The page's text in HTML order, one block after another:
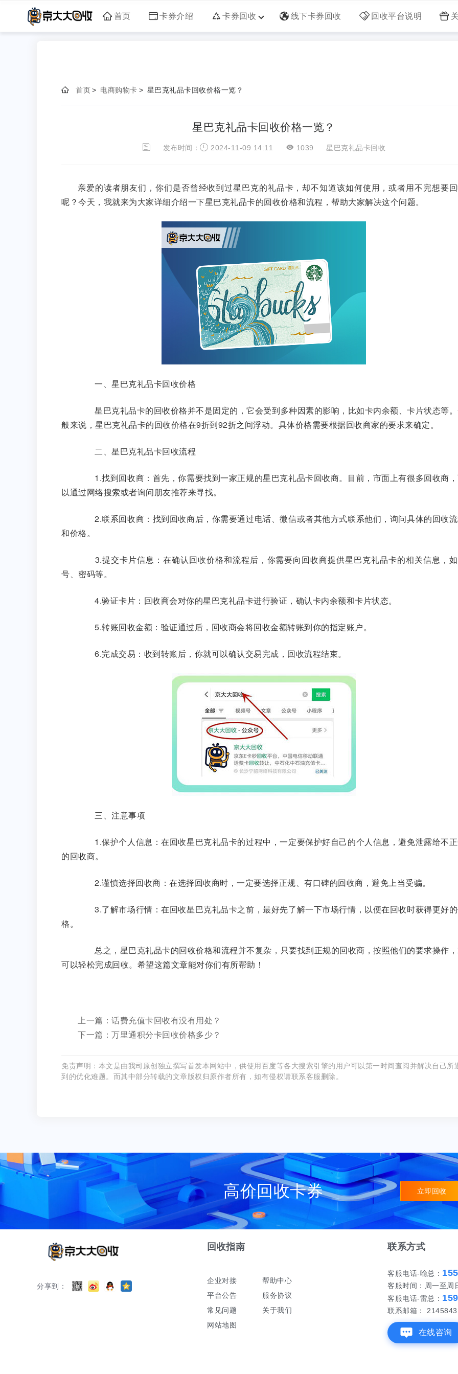
首页 卡券介绍 卡券回收 线下卡券回收 回收平台说明
首页> 电商购物卡 > 星巴克礼品卡回收价格一览？
星巴克礼品卡回收价格一览？
发布时间： 2024-11-09 14:11 1039 星巴克礼品卡回收
亲爱的读者朋友们，你们是否曾经收到过星巴克的礼品卡，却不知道该如何使用，或者用不完想要
呢？今天，我就来为大家详细介绍一下星巴克礼品卡的回收价格和流程，帮助大家解决这个问题。
一、星巴克礼品卡回收价格
星巴克礼品卡的回收价格并不是固定的，它会受到多种因素的影响，比如卡内余额、卡片状态等
般来说，星巴克礼品卡的回收价格在9折到92折之间浮动。具体价格需要根据回收商家的要求来确定。
二、星巴克礼品卡回收流程
1.找到回收商：首先，你需要找到一家正规的星巴克礼品卡回收商。目前，市面上有很多回收商
以通过网络搜索或者询问朋友推荐来寻找。
2.联系回收商：找到回收商后，你需要通过电话、微信或者其他方式联系他们，询问具体的回收
和价格。
3.提交卡片信息：在确认回收价格和流程后，你需要向回收商提供星巴克礼品卡的相关信息，
号、密码等。
4.验证卡片：回收商会对你的星巴克礼品卡进行验证，确认卡内余额和卡片状态。
5.转账回收金额：验证通过后，回收商会将回收金额转账到你的指定账户。
6.完成交易：收到转账后，你就可以确认交易完成，回收流程结束。
三、注意事项
1.保护个人信息：在回收星巴克礼品卡的过程中，一定要保护好自己的个人信息，避免泄露给不
的回收商。
2.谨慎选择回收商：在选择回收商时，一定要选择正规、有口碑的回收商，避免上当受骗。
3.了解市场行情：在回收星巴克礼品卡之前，最好先了解一下市场行情，以便在回收时获得更好
格。
总之，星巴克礼品卡的回收价格和流程并不复杂，只要找到正规的回收商，按照他们的要求操作
可以轻松完成回收。希望这篇文章能对你们有所帮助！
上一篇：话费充值卡回收有没有用处？
下一篇：万里通积分卡回收价格多少？
免责声明：本文是由我司原创独立撰写首发本网站中，供使用百度等各大搜索引擎的用户可以第一时间查阅并解决自己所
到的优化难题。而其中部分转载的文章版权归原作者所有，如有侵权请联系客服删除。
高价回收卡券 立即回收
分享到：
回收指南
企业对接
平台公告
常见问题
网站地图
帮助中心
服务协议
关于我们
联系方式
客服电话-喻总：
客服时间：周一至
客服电话-雷总：
联系邮箱：
在线咨询